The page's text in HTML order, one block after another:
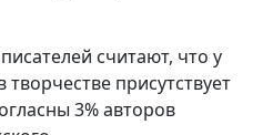
считают, что у
присутствует
3% авторов